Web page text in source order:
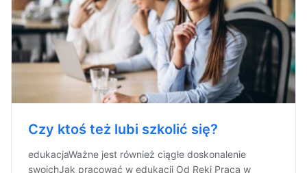
Czy ktoś też lubi szkolić się?
edukacjaWażne jest również ciągłe doskonalenie
swoichJak pracować w edukacji Od Ręki Praca w